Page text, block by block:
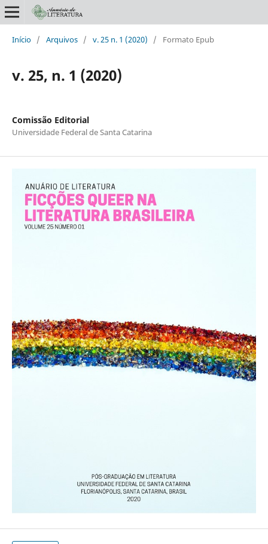
Início / Arquivos / v. 25 n. 1 (2020) / Formato Epub
v. 25, n. 1 (2020)
Comissão Editorial
Universidade Federal de Santa Catarina